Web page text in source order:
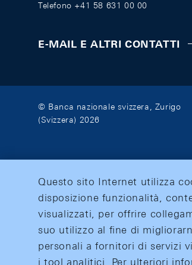
Telefono +41 58 631 00 00
E-MAIL E ALTRI CONTATTI
© Banca nazionale svizzera, Zurigo
(Svizzera) 2026
Questo sito Internet utilizza
disposizione funzionalità,
visualizzati, per offrire
suo utilizzo al fine di
personali a fornitori di servizi
i tool analitici. Per ulteriori